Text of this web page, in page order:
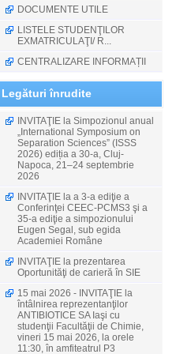
DOCUMENTE UTILE
LISTELE STUDENŢILOR
EXMATRICULAŢI/ R...
CENTRALIZARE INFORMAȚII
Legături înrudite
INVITAŢIE la Simpozionul anual
„International Symposium on
Separation Sciences” (ISSS
2026) ediția a 30-a, Cluj-
Napoca, 21–24 septembrie
2026
INVITAŢIE la a 3-a ediţie a
Conferinţei CEEC-PCMS3 şi a
35-a ediţie a simpozionului
Eugen Segal, sub egida
Academiei Române
INVITAŢIE la prezentarea
Oportunităţi de carieră în SIE
15 mai 2026 - INVITAŢIE la
întâlnirea reprezentanţilor
ANTIBIOTICE SA Iaşi cu
studenţii Facultăţii de Chimie,
vineri 15 mai 2026, la orele
11:30, în amfiteatrul P3